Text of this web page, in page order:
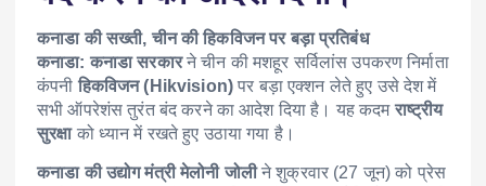
कनाडा की सख्ती, चीन की हिकविजन पर बड़ा प्रतिबंध
कनाडा: कनाडा सरकारने चीन की मशहूर सर्विलांस उपकरण निर्माता
कंपनीहिकविजन (Hikvision) पर बड़ा एक्शन लेते हुए उसे देश में
सभी ऑपरेशंस तुरंत बंद करने का आदेश दिया है। यह कदमराष्ट्रीय
सुरक्षाको ध्यान में रखते हुए उठाया गया है।
कनाडा की उद्योग मंत्री मेलोनी जोलीने शुक्रवार (27 जून) को प्रेस